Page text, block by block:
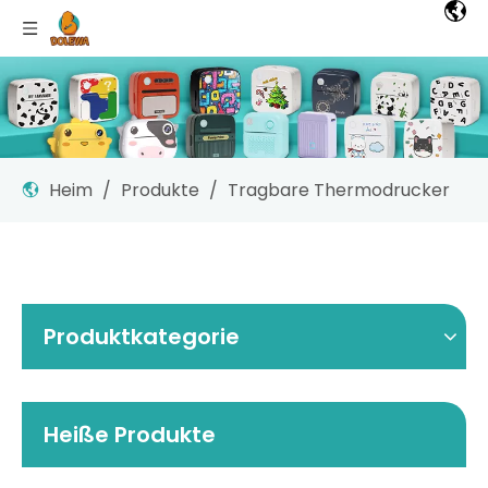
Heim / Produkte / Tragbare Thermodrucker
Produktkategorie
Heiße Produkte